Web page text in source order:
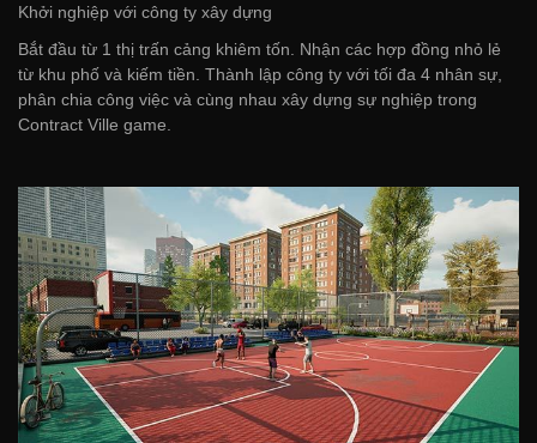
Khởi nghiệp với công ty xây dựng
Bắt đầu từ 1 thị trấn cảng khiêm tốn. Nhận các hợp đồng nhỏ lẻ
từ khu phố và kiếm tiền. Thành lập công ty với tối đa 4 nhân sự,
phân chia công việc và cùng nhau xây dựng sự nghiệp trong
Contract Ville game.